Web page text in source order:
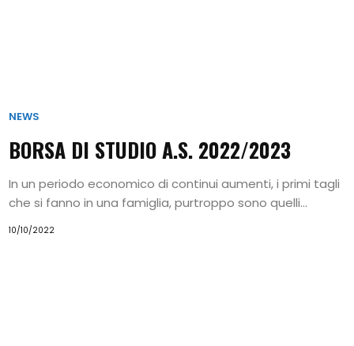
NEWS
BORSA DI STUDIO A.S. 2022/2023
In un periodo economico di continui aumenti, i primi tagli
che si fanno in una famiglia, purtroppo sono quelli...
10/10/2022